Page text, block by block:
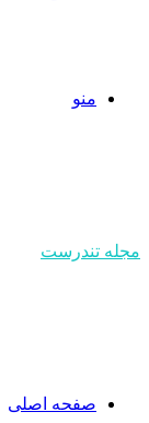
منو
مجله تندرست
صفحه اصلی